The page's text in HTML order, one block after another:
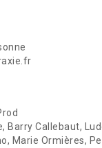
Barry Callebaut,
Marie Ormières,